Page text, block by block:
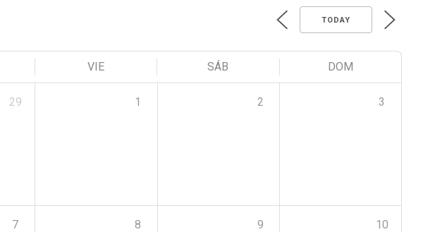
TODAY
VIE SÁB DOM
29 1 2 3
7 8 9 10